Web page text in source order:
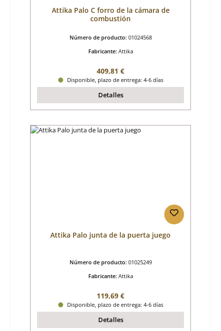
Attika Palo C forro de la cámara de
combustión
Número de producto: 01024568
Fabricante: Attika
Precio normal:
409,81 €
Disponible, plazo de entrega: 4-6 días
Detalles
Attika Palo junta de la puerta juego
Número de producto: 01025249
Fabricante: Attika
Precio normal:
119,69 €
Disponible, plazo de entrega: 4-6 días
Detalles